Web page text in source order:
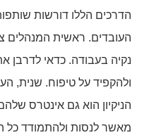
הדרכים הללו דורשות
העובדים. ראשית המנהלים
נקיה בעבודה. כדאי לדרבן
ולהקפיד על טיפוח. שנית,
הניקיון הוא גם אינטרס
מאשר לנסות ולהתמודד כל